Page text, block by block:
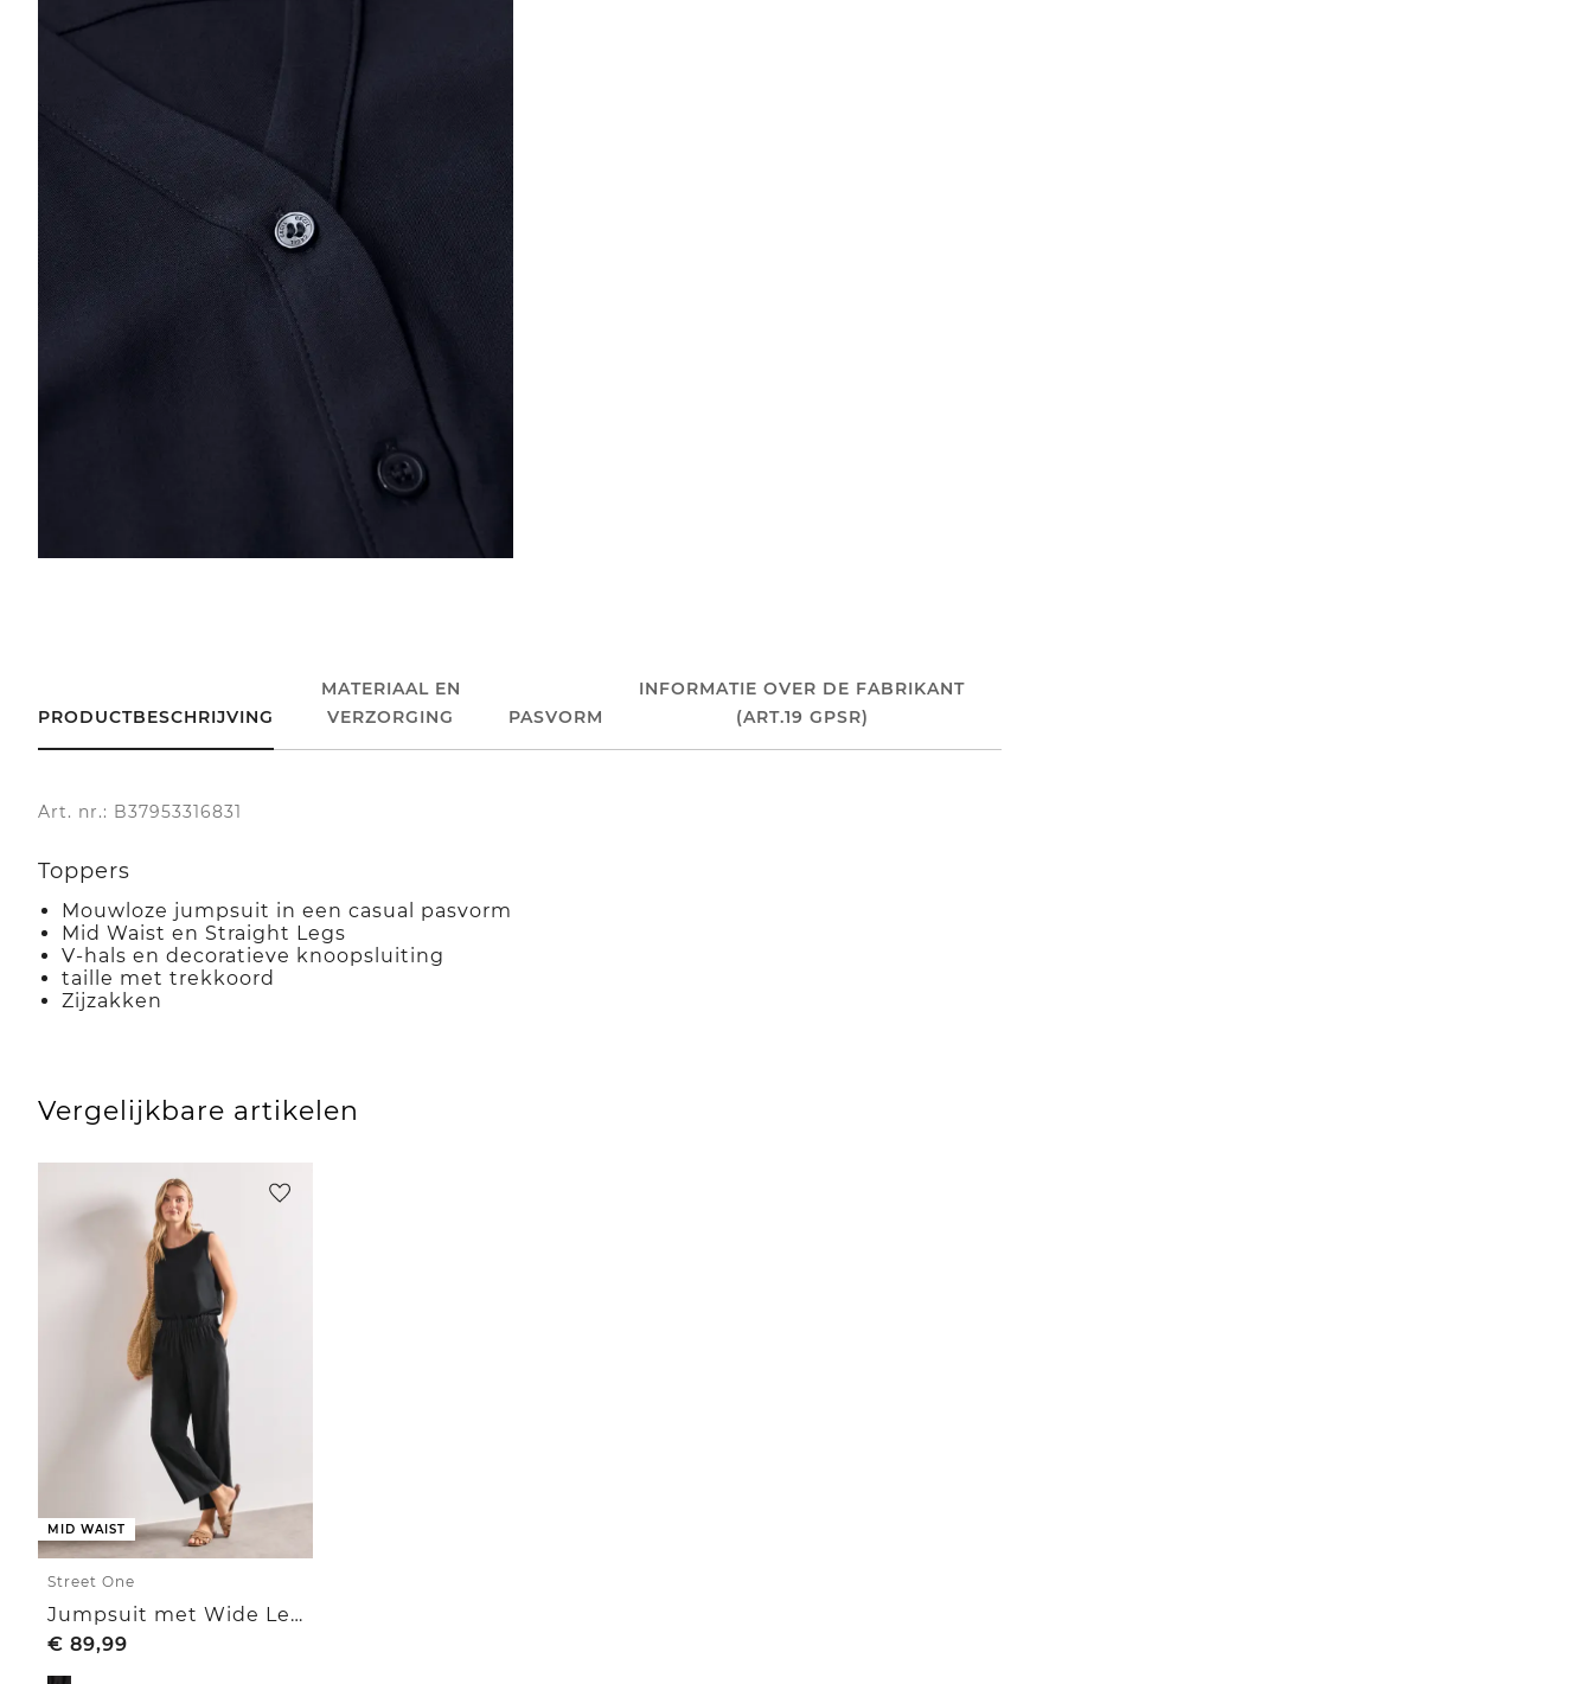
PRODUCTBESCHRIJVING
MATERIAAL EN
VERZORGING
PASVORM
INFORMATIE OVER DE FABRIKANT
(ART.19 GPSR)
Art. nr.: B37953316831
Toppers
Mouwloze jumpsuit in een casual pasvorm
Mid Waist en Straight Legs
V-hals en decoratieve knoopsluiting
taille met trekkoord
Zijzakken
Vergelijkbare artikelen
MID WAIST
Street One
Jumpsuit met Wide Leg pijpen in een mix van texturen
€ 89,99